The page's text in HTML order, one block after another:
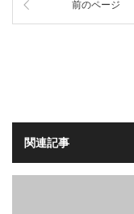
前のページ
関連記事